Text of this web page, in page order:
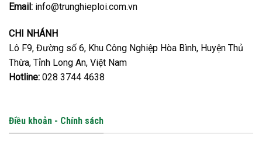
Email: info@trunghieploi.com.vn
CHI NHÁNH
Lô F9, Đường số 6, Khu Công Nghiệp Hòa Bình, Huyện Thủ
Thừa, Tỉnh Long An, Việt Nam
Hotline: 028 3744 4638
Điều khoản - Chính sách